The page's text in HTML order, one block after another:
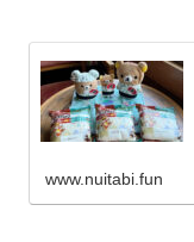
www.nuitabi.fun